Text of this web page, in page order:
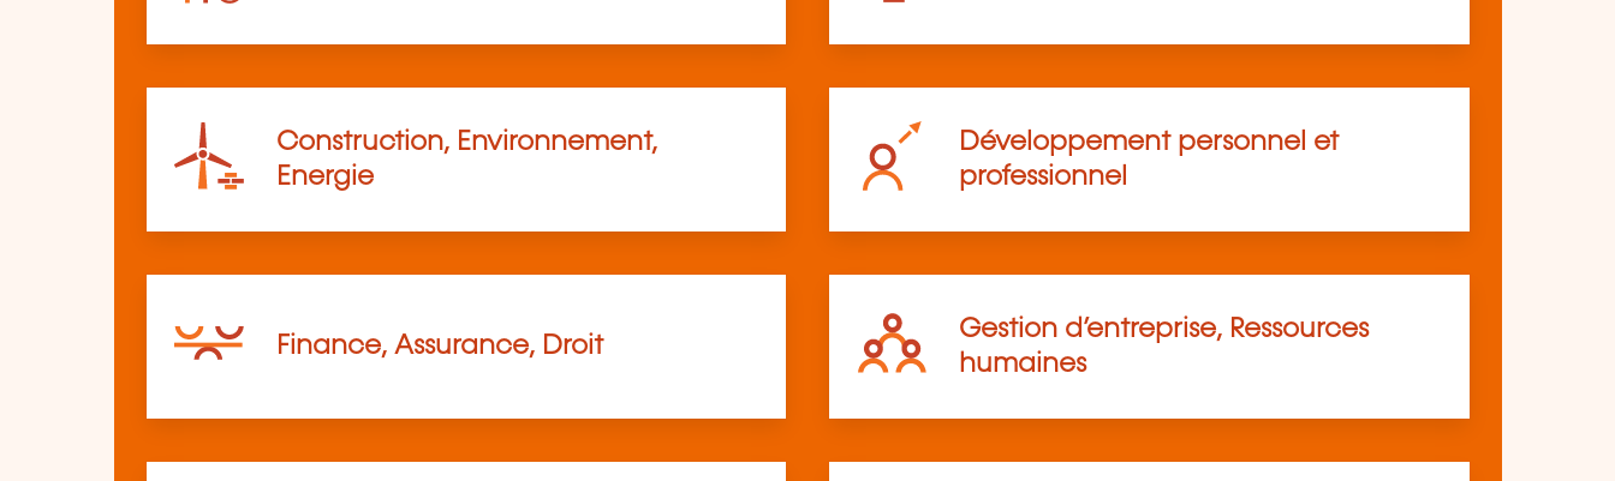
Construction, Environnement,
Energie
Développement personnel et
professionnel
Finance, Assurance, Droit
Gestion d’entreprise, Ressources
humaines